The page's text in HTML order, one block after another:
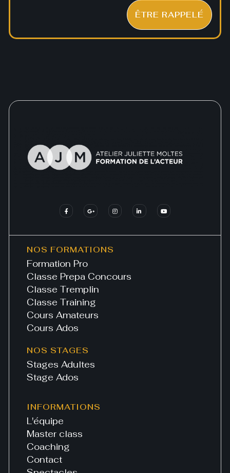
ÊTRE RAPPELÉ
NOS FORMATIONS
Formation Pro
Classe Prepa Concours
Classe Tremplin
Classe Training
Cours Amateurs
Cours Ados
NOS STAGES
Stages Adultes
Stage Ados
INFORMATIONS
L'équipe
Master class
Coaching
Contact